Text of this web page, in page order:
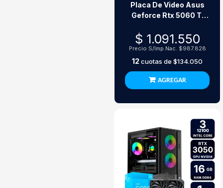
Placa De Video Asus
Geforce Rtx 5060 Ti
$ 1.091.550
Precio S/Imp.Nac. $987.828
12cuotas de $134.050
AGREGAR